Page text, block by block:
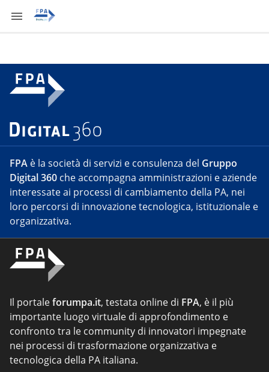
FPA è la società di servizi e consulenza del Gruppo
Digital 360 che accompagna amministrazioni e aziende
interessate ai processi di cambiamento della PA, nei
loro percorsi di innovazione tecnologica, istituzionale e
organizzativa.
Il portaleforumpa.it, testata online di FPA, è il più
importante luogo virtuale di approfondimento e
confronto tra le community di innovatori impegnate
nei processi di trasformazione organizzativa e
tecnologica della PA italiana.